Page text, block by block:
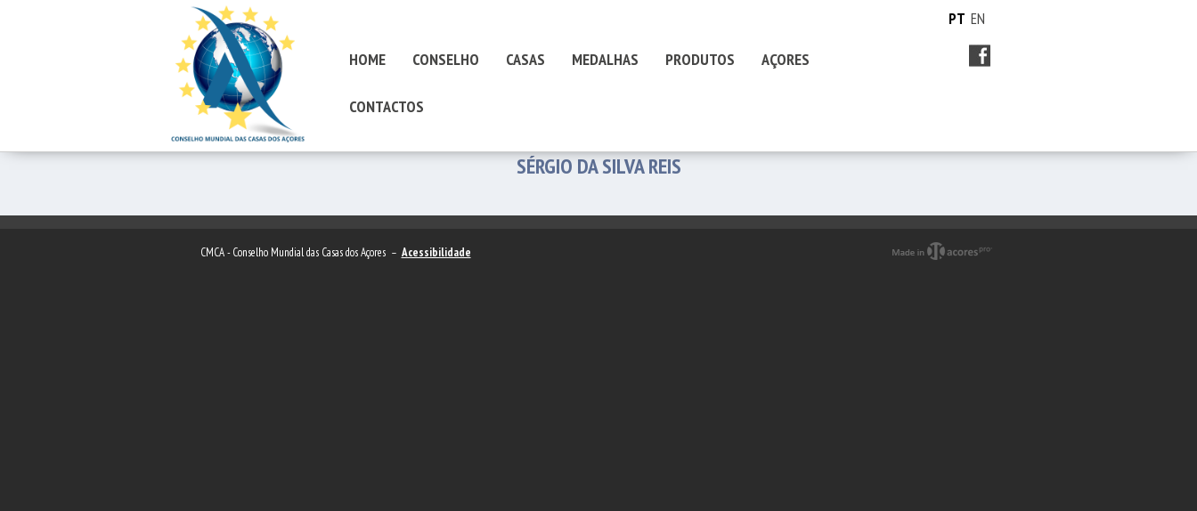
HOME CONSELHO CASAS MEDALHAS PRODUTOS AÇORES
CONTACTOS
PT EN
SÉRGIO DA SILVA REIS
CMCA - Conselho Mundial das Casas dos Açores – Acessibilidade